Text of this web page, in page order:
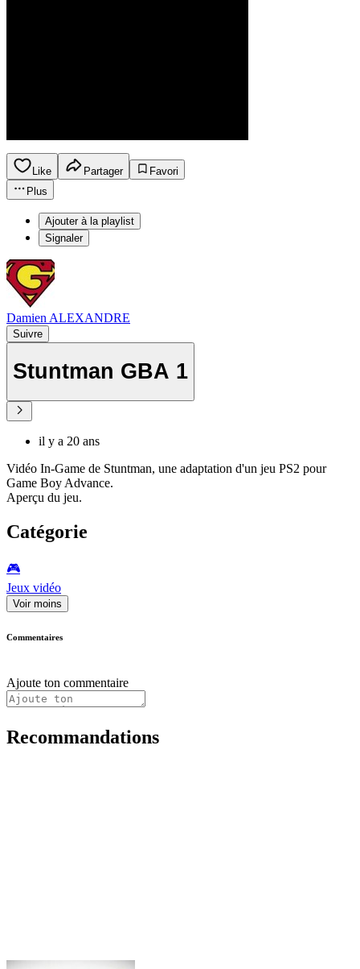
Like Partager
Favori
Plus
Ajouter à la playlist
Signaler
Damien ALEXANDRE
Suivre
Stuntman GBA 1
il y a 20 ans
Vidéo In-Game de Stuntman, une adaptation d'un jeu PS2 pour
Game Boy Advance.
Aperçu du jeu.
Catégorie
🎮️
Jeux vidéo
Voir moins
Commentaires
Ajoute ton commentaire
Recommandations